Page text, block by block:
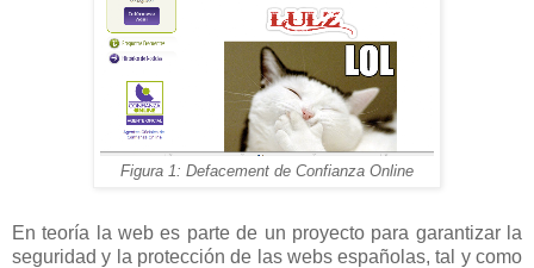
Figura 1: Defacement de Confianza Online
En teoría la web es parte de un proyecto para garantizar la
seguridad y la protección de las webs españolas, tal y como